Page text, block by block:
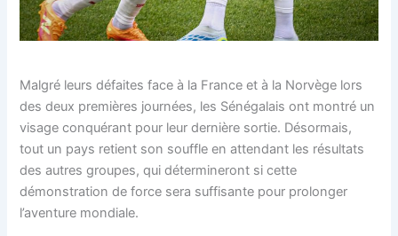
Malgré leurs défaites face à la France et à la Norvège lors
des deux premières journées, les Sénégalais ont montré un
visage conquérant pour leur dernière sortie. Désormais,
tout un pays retient son souffle en attendant les résultats
des autres groupes, qui détermineront si cette
démonstration de force sera suffisante pour prolonger
l’aventure mondiale.